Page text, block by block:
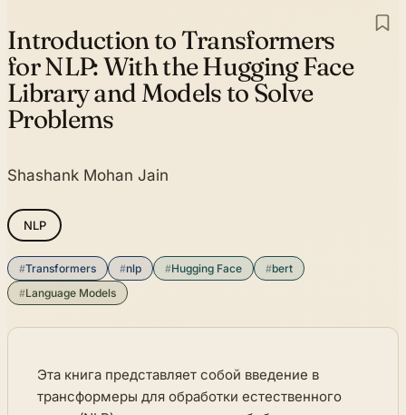
Introduction to Transformers
for NLP:With the Hugging Face
Library and Models to Solve
Problems
Shashank Mohan Jain
NLP
#Transformers #nlp #Hugging Face #bert
#Language Models
Эта книга представляет собой введение в
трансформеры для обработки естественного